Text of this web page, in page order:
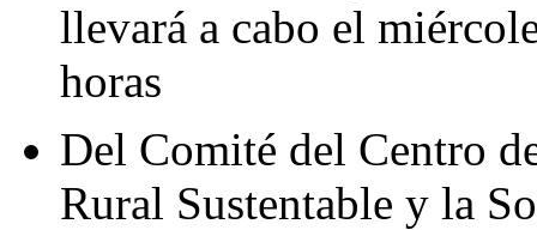
llevará a cabo el
horas
Del Comité del Centro
Rural Sustentable y la